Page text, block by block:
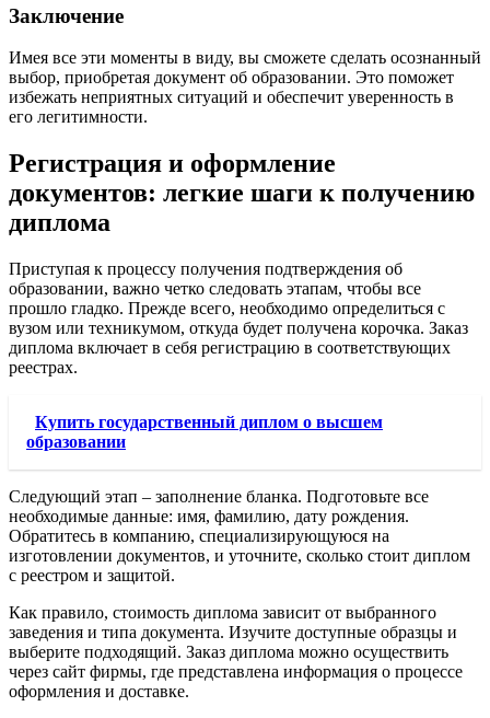
Заключение
Имея все эти моменты в виду, вы сможете сделать осознанный
выбор, приобретая документ об образовании. Это поможет
избежать неприятных ситуаций и обеспечит уверенность в
его легитимности.
Регистрация и оформление
документов: легкие шаги к получению
диплома
Приступая к процессу получения подтверждения об
образовании, важно четко следовать этапам, чтобы все
прошло гладко. Прежде всего, необходимо определиться с
вузом или техникумом, откуда будет получена корочка. Заказ
диплома включает в себя регистрацию в соответствующих
реестрах.
Купить государственный диплом о высшем
образовании
Следующий этап – заполнение бланка. Подготовьте все
необходимые данные: имя, фамилию, дату рождения.
Обратитесь в компанию, специализирующуюся на
изготовлении документов, и уточните, сколько стоит диплом
с реестром и защитой.
Как правило, стоимость диплома зависит от выбранного
заведения и типа документа. Изучите доступные образцы и
выберите подходящий. Заказ диплома можно осуществить
через сайт фирмы, где представлена информация о процессе
оформления и доставке.